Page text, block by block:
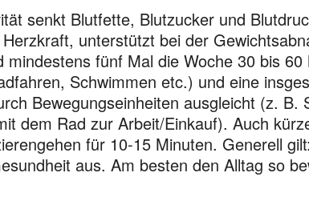
senkt Blutfette, Blutzucker und
unterstützt bei der
mindestens fünf Mal die Woche 30 bis
Schwimmen etc.) und eine
Bewegungseinheiten ausgleicht (z. B.
dem Rad zur Arbeit/Einkauf). Auch
für 10-15 Minuten. Generell
aus. Am besten den Alltag so